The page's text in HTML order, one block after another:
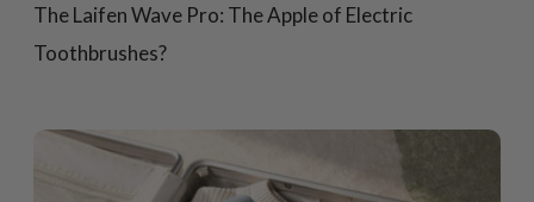
The Laifen Wave Pro: The Apple of Electric
Toothbrushes?